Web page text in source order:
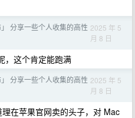
」 分享一些个人收集的高性 2025 年 5
月 8 日
，这个肯定能跑满
」 分享一些个人收集的高性 2025 年 5
月 8 日
在苹果官网卖的头子，对 Mac